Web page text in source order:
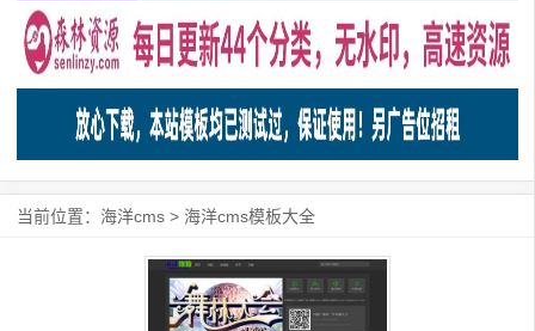
当前位置： 海洋cms > 海洋cms模板大全